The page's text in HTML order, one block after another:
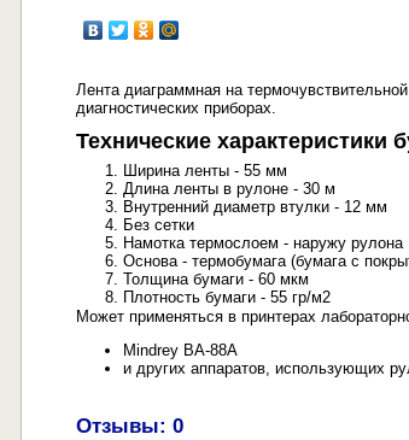
Лента диаграммная на
диагностических приборах.
Технические характеристики
Ширина ленты - 55 мм
Длина ленты в рулоне - 30 м
Внутренний диаметр втулки - 12 мм
Без сетки
Намотка термослоем - наружу рулона
Основа - термобумага (бумага с
Толщина бумаги - 60 мкм
Плотность бумаги - 55 гр/м2
Может применяться в принтерах
Mindrey BA-88A
и других аппаратов, использующих
Отзывы: 0